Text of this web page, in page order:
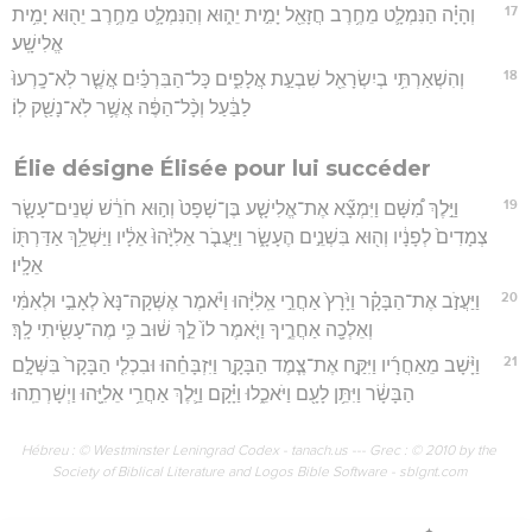
17
וְהָיָ֗ה הַנִּמְלָ֛ט מֵחֶ֥רֶב חֲזָאֵ֖ל יָמִ֣ית יֵה֑וּא וְהַנִּמְלָ֛ט מֵחֶ֥רֶב יֵה֖וּא יָמִ֥ית
אֱלִישָֽׁע׃
18
וְהִשְׁאַרְתִּ֥י בְיִשְׂרָאֵ֖ל שִׁבְעַ֣ת אֲלָפִ֑ים כָּל־הַבִּרְכַּ֗יִם אֲשֶׁ֤ר לֹֽא־כָֽרְעוּ֙
לַבַּ֔עַל וְכָ֨ל־הַפֶּ֔ה אֲשֶׁ֥ר לֹֽא־נָשַׁ֖ק לֽוֹ׃
Élie désigne Élisée pour lui succéder
19
וַיֵּ֣לֶךְ מִ֠שָּׁם וַיִּמְצָ֞א אֶת־אֱלִישָׁ֤ע בֶּן־שָׁפָט֙ וְה֣וּא חֹרֵ֔שׁ שְׁנֵים־עָשָׂ֤ר
צְמָדִים֙ לְפָנָ֔יו וְה֖וּא בִּשְׁנֵ֣ים הֶעָשָׂ֑ר וַיַּעֲבֹ֤ר אֵלִיָּ֙הוּ֙ אֵלָ֔יו וַיַּשְׁלֵ֥ךְ אַדַּרְתּ֖וֹ
אֵלָֽיו׃
20
וַיַּעֲזֹ֣ב אֶת־הַבָּקָ֗ר וַיָּ֙רָץ֙ אַחֲרֵ֣י אֵֽלִיָּ֔הוּ וַיֹּ֗אמֶר אֶשְּׁקָה־נָּא֙ לְאָבִ֣י וּלְאִמִּ֔י
וְאֵלְכָ֖ה אַחֲרֶ֑יךָ וַיֹּ֤אמֶר לוֹ֙ לֵ֣ךְ שׁ֔וּב כִּ֥י מֶה־עָשִׂ֖יתִי לָֽךְ׃
21
וַיָּ֨שָׁב מֵאַחֲרָ֜יו וַיִּקַּ֣ח אֶת־צֶ֧מֶד הַבָּקָ֣ר וַיִּזְבָּחֵ֗הוּ וּבִכְלִ֤י הַבָּקָר֙ בִּשְּׁלָ֣ם
הַבָּשָׂ֔ר וַיִּתֵּ֥ן לָעָ֖ם וַיֹּאכֵ֑לוּ וַיָּ֗קָם וַיֵּ֛לֶךְ אַחֲרֵ֥י אֵלִיָּ֖הוּ וַיְשָׁרְתֵֽהוּ׃
Hébreu : © Westminster Leningrad Codex - tanach.us --- Grec : © 2010 by the
Society of Biblical Literature and Logos Bible Software - sblgnt.com